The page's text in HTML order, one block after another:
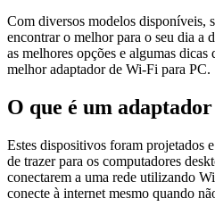
Com diversos modelos disponíveis,
encontrar o melhor para o seu dia a
as melhores opções e algumas
melhor adaptador de Wi-Fi para PC.
O que é um
Estes dispositivos foram projetados
de trazer para os computadores
conectarem a uma rede utilizando
conecte à internet mesmo quando